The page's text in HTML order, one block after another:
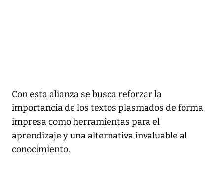
Con esta alianza se busca reforzar la
importancia de los textos plasmados de forma
impresa como herramientas para el
aprendizaje y una alternativa invaluable al
conocimiento.